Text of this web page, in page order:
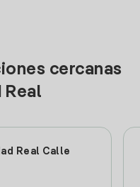
cercanas
Real
Real Calle